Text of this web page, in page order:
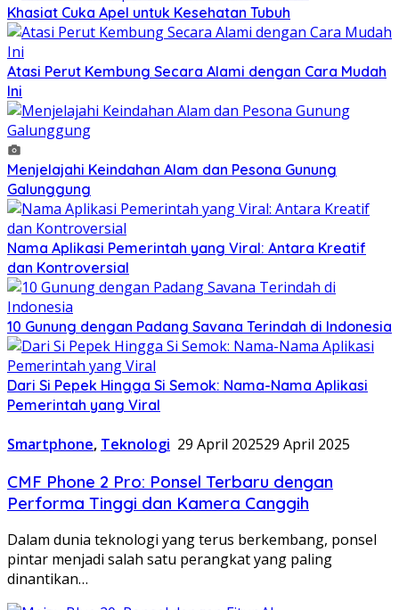
Khasiat Cuka Apel untuk Kesehatan Tubuh
Atasi Perut Kembung Secara Alami dengan Cara Mudah
Ini
Menjelajahi Keindahan Alam dan Pesona Gunung
Galunggung
Nama Aplikasi Pemerintah yang Viral: Antara Kreatif
dan Kontroversial
10 Gunung dengan Padang Savana Terindah di Indonesia
Dari Si Pepek Hingga Si Semok: Nama-Nama Aplikasi
Pemerintah yang Viral
Smartphone, Teknologi 29 April 202529 April 2025
CMF Phone 2 Pro: Ponsel Terbaru dengan
Performa Tinggi dan Kamera Canggih
Dalam dunia teknologi yang terus berkembang, ponsel
pintar menjadi salah satu perangkat yang paling
dinantikan…